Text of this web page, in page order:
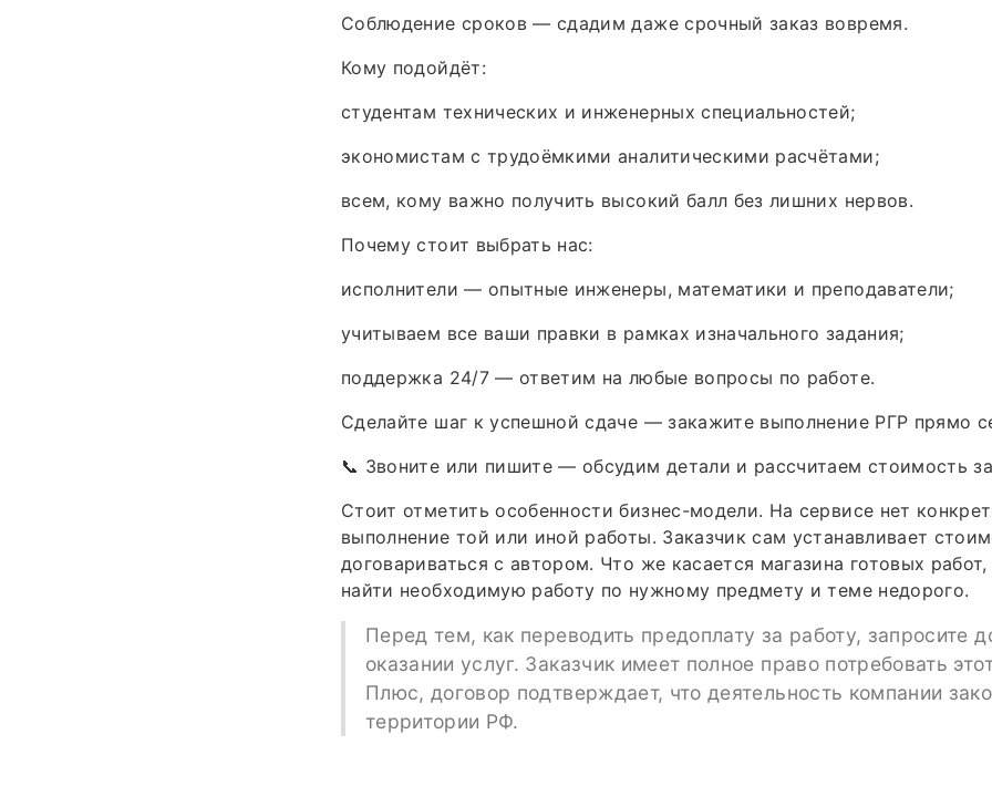
Соблюдение сроков — сдадим даже срочный заказ вовремя.
Кому подойдёт:
студентам технических и инженерных специальностей;
экономистам с трудоёмкими аналитическими расчётами;
всем, кому важно получить высокий балл без лишних нервов.
Почему стоит выбрать нас:
исполнители — опытные инженеры, математики и преподаватели;
учитываем все ваши правки в рамках изначального задания;
поддержка 24/7 — ответим на любые вопросы по работе.
Сделайте шаг к успешной сдаче — закажите выполнение РГР прямо
📞 Звоните или пишите — обсудим детали и рассчитаем стоимость
Стоит отметить особенности бизнес-модели. На сервисе нет
выполнение той или иной работы. Заказчик сам устанавливает
договариваться с автором. Что же касается магазина готовых
найти необходимую работу по нужному предмету и теме недорого.
Перед тем, как переводить предоплату за работу, запросите
оказании услуг. Заказчик имеет полное право потребовать
Плюс, договор подтверждает, что деятельность компании
территории РФ.